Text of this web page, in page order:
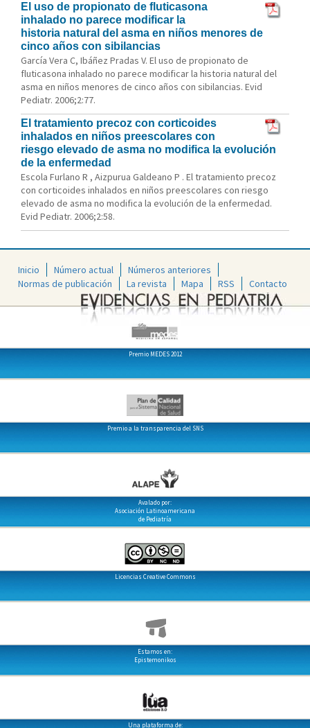
El uso de propionato de fluticasona
inhalado no parece modificar la
historia natural del asma en niños menores de
cinco años con sibilancias
García Vera C, Ibáñez Pradas V. El uso de propionato de
fluticasona inhalado no parece modificar la historia natural del
asma en niños menores de cinco años con sibilancias. Evid
Pediatr. 2006;2:77.
El tratamiento precoz con corticoides
inhalados en niños preescolares con
riesgo elevado de asma no modifica la evolución
de la enfermedad
Escola Furlano R , Aizpurua Galdeano P . El tratamiento precoz
con corticoides inhalados en niños preescolares con riesgo
elevado de asma no modifica la evolución de la enfermedad.
Evid Pediatr. 2006;2:58.
Inicio Número actual
Números anteriores
Normas de publicación
La revista Mapa RSS Contacto
Premio MEDES 2012
Premio a la transparencia del SNS
Avalado por:
Asociación Latinoamericana
de Pediatría
Licencias Creative Commons
Estamos en:
Epistemonikos
Una plataforma de: